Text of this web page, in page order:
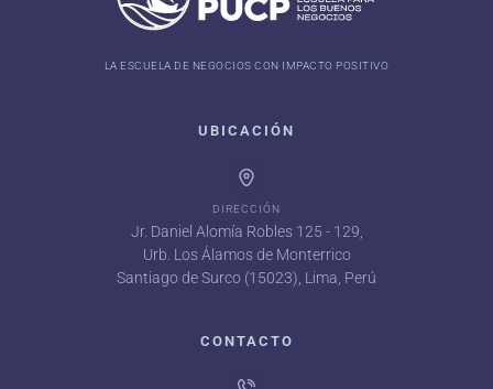
LA ESCUELA DE NEGOCIOS CON IMPACTO POSITIVO
UBICACIÓN
DIRECCIÓN
Jr. Daniel Alomía Robles 125 - 129,
Urb. Los Álamos de Monterrico
Santiago de Surco (15023), Lima, Perú
CONTACTO